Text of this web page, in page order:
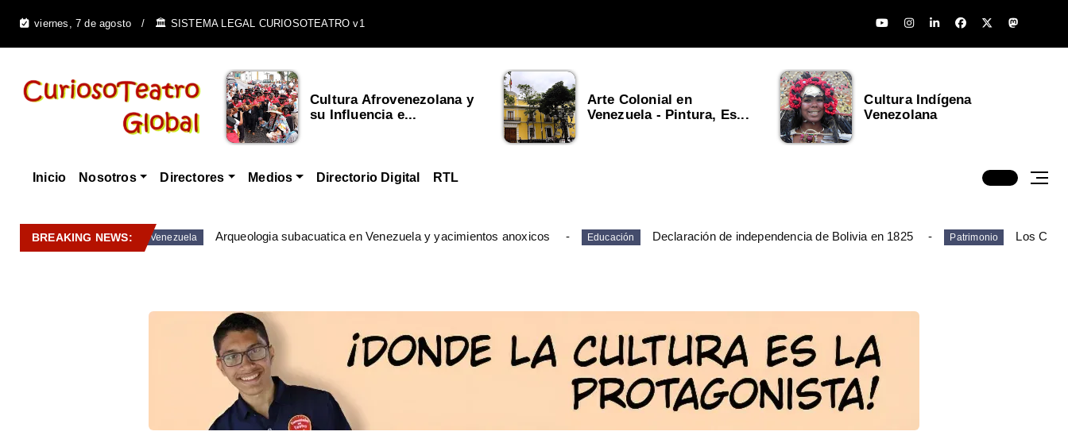
viernes, 7 de agosto 🏛️ SISTEMA LEGAL CURIOSOTEATRO v1
Cultura Afrovenezolana y
su Influencia e...
Arte Colonial en
Venezuela - Pintura, Es...
Cultura Indígena
Venezolana
Inicio Nosotros Directores Medios Directorio Digital RTL
BREAKING NEWS: Venezuela Arqueologia subacuatica en Venezuela y yacimientos anoxicos Educación Declaración de independencia de Bolivia en 1825 Patrimonio Los